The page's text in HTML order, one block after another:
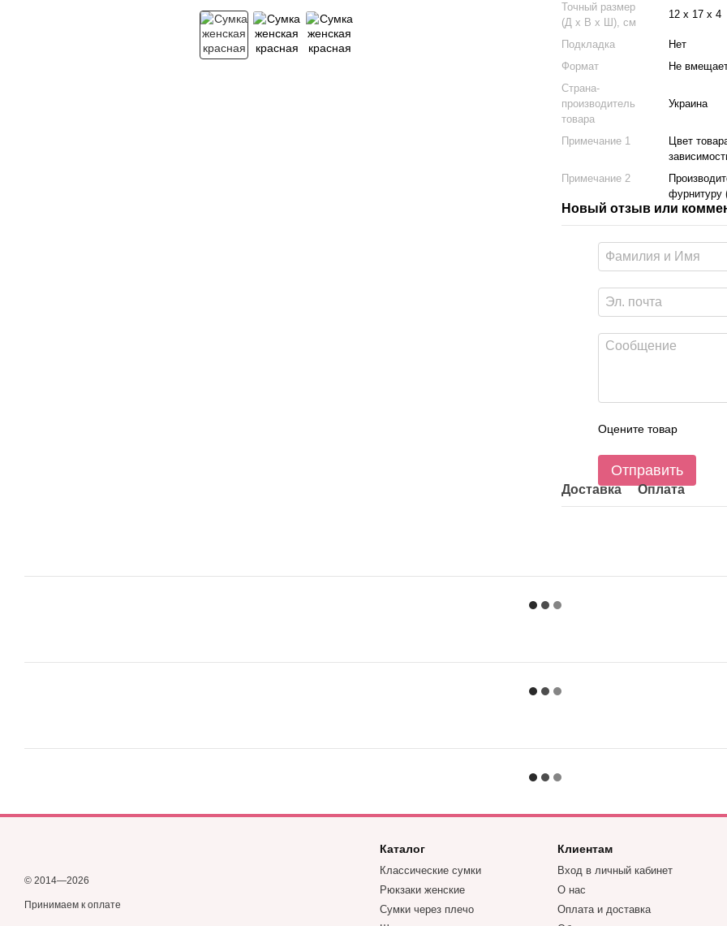
Точный размер
(Д х В х Ш), см
12 х 17 х 4
Подкладка
Нет
Формат
Не
Страна-
производитель
товара
Украина
Примечание 1
Цвет
Примечание 2
фурнитуру
Новый отзыв или
Оцените товар
Отправить
Доставка Оплата
© 2014—2026
Принимаем к оплате
Каталог
Классические сумки
Рюкзаки женские
Сумки через плечо
Клиентам
Вход в личный кабинет
О нас
Оплата и доставка